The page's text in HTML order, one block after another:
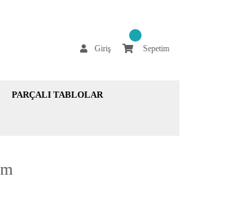
Giriş Sepetim
PARÇALI TABLOLAR